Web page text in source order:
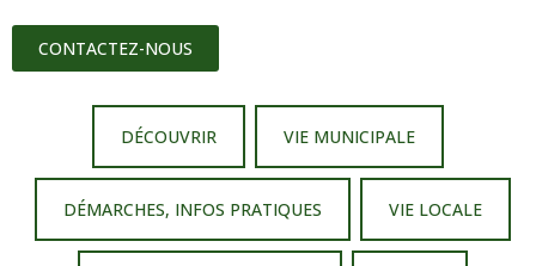
CONTACTEZ-NOUS
DÉCOUVRIR VIE MUNICIPALE
DÉMARCHES, INFOS PRATIQUES VIE LOCALE